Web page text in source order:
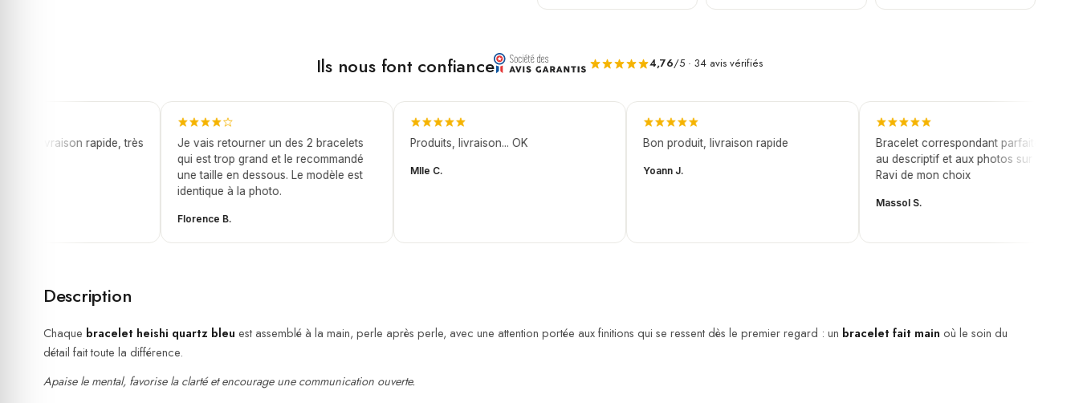
Ils nous font confiance 4,76/5 · 34 avis vérifiés
livraison rapide, très
Je vais retourner un des 2 bracelets
qui est trop grand et le recommandé
une taille en dessous. Le modèle est
identique à la photo.
Florence B.
Produits, livraison... OK
Mlle C.
Bon produit, livraison rapide
Yoann J.
Bracelet correspondant parfaitement
au descriptif et aux photos sur le site.
Ravi de mon choix
Massol S.
Description
Chaque bracelet heishi quartz bleu est assemblé à la main, perle après perle, avec une attention portée aux finitions qui se ressent dès le premier regard : un bracelet fait main où le soin du
détail fait toute la différence.
Apaise le mental, favorise la clarté et encourage une communication ouverte.